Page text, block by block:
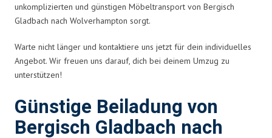
unkomplizierten und günstigen Möbeltransport von Bergisch
Gladbach nach Wolverhampton sorgt.
Warte nicht länger und kontaktiere uns jetzt für dein individuelles
Angebot. Wir freuen uns darauf, dich bei deinem Umzug zu
unterstützen!
Günstige Beiladung von
Bergisch Gladbach nach